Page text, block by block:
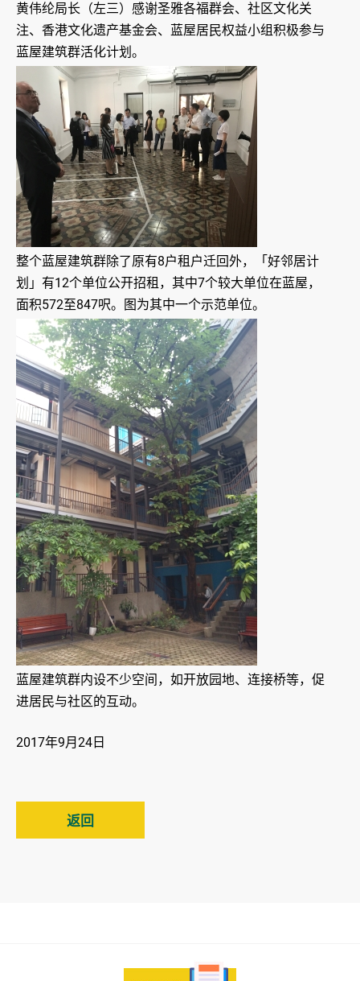
黄伟纶局长（左三）感谢圣雅各福群会、社区文化关
注、香港文化遗产基金会、蓝屋居民权益小组积极参与
蓝屋建筑群活化计划。
整个蓝屋建筑群除了原有8户租户迁回外，「好邻居计
划」有12个单位公开招租，其中7个较大单位在蓝屋，
面积572至847呎。图为其中一个示范单位。
蓝屋建筑群内设不少空间，如开放园地、连接桥等，促
进居民与社区的互动。
2017年9月24日
返回